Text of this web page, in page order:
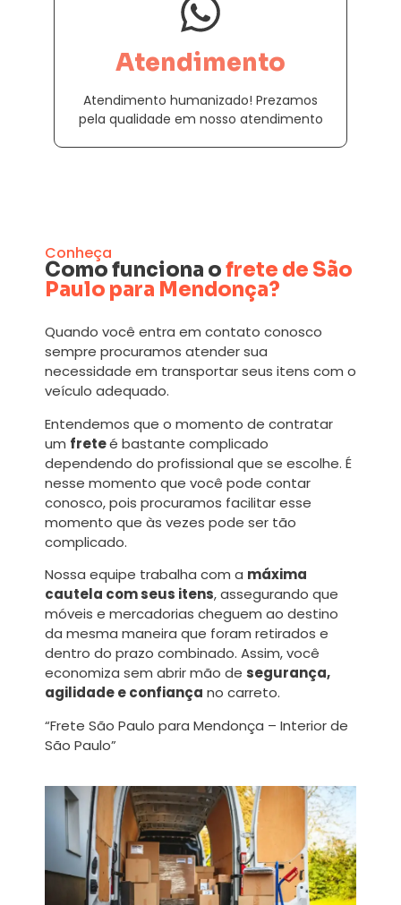
Atendimento
Atendimento humanizado! Prezamos
pela qualidade em nosso atendimento
Conheça
Como funciona ofrete de São
Paulo para Mendonça?
Quando você entra em contato conosco
sempre procuramos atender sua
necessidade em transportar seus itens com o
veículo adequado.
Entendemos que o momento de contratar
um freteé bastante complicado
dependendo do profissional que se escolhe. É
nesse momento que você pode contar
conosco, pois procuramos facilitar esse
momento que às vezes pode ser tão
complicado.
Nossa equipe trabalha com a máxima
cautela com seus itens, assegurando que
móveis e mercadorias cheguem ao destino
da mesma maneira que foram retirados e
dentro do prazo combinado. Assim, você
economiza sem abrir mão de segurança,
agilidade e confiança no carreto.
“Frete São Paulo para Mendonça – Interior de
São Paulo”